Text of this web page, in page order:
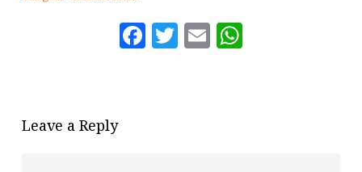
Facebook
Twitter
Email
Leave a Reply